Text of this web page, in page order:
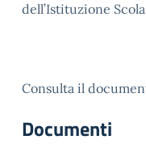
dell’Istituzione
Consulta il
Documenti